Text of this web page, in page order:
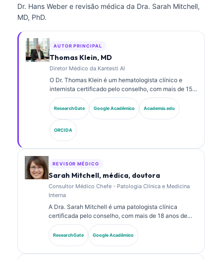
Dr. Hans Weber e revisão médica da Dra. Sarah Mitchell,
MD, PhD.
AUTOR PRINCIPAL
Thomas Klein, MD
Diretor Médico da Kantesti AI
O Dr. Thomas Klein é um hematologista clínico e
internista certificado pelo conselho, com mais de 15
anos de experiência em medicina laboratorial e
análise clínica assistida por IA. Como Diretor Médico
na Kantesti AI, ele fornece supervisão clínica da
exatidão médica da rede neural proprietária. O Dr.
Klein publicou extensivamente sobre interpretação
de biomarcadores e diagnósticos laboratoriais em
temas de medicina laboratorial.
ResearchGate Google Acadêmico Academia.edu
ORCIDA
REVISOR MÉDICO
Sarah Mitchell, médica, doutora
Consultor Médico Chefe - Patologia Clínica e Medicina
Interna
A Dra. Sarah Mitchell é uma patologista clínica
certificada pelo conselho, com mais de 18 anos de
experiência em medicina laboratorial e análise
diagnóstica. Ela possui certificações de
especialidade em química clínica e publicou
ResearchGate Google Acadêmico